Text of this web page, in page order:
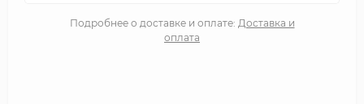
Подробнее о доставке и оплате: Доставка и
оплата